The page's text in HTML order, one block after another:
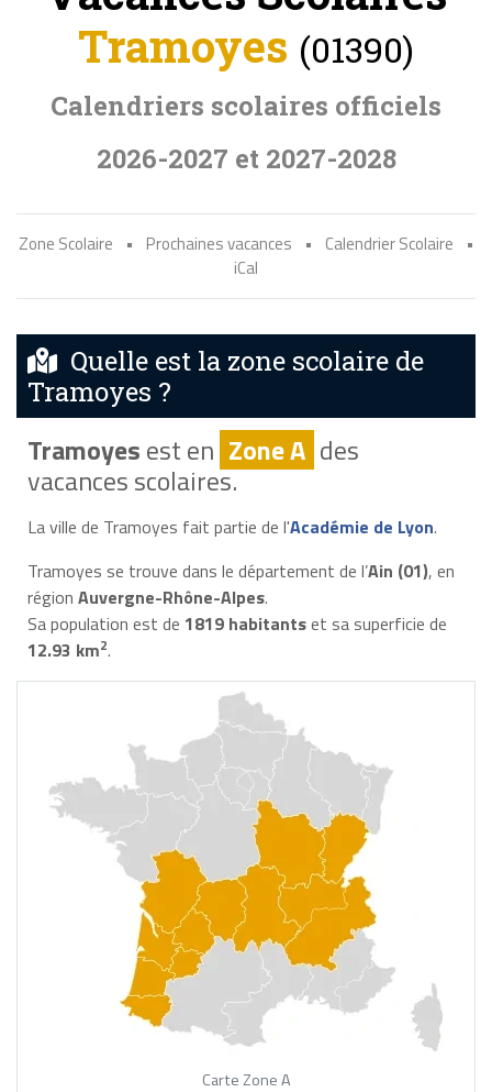
Tramoyes (01390)
Calendriers scolaires officiels
2026-2027 et 2027-2028
Zone Scolaire • Prochaines vacances • Calendrier Scolaire
•
iCal
Quelle est la zone scolaire de
Tramoyes ?
Tramoyesest en Zone A des
vacances scolaires.
La ville de Tramoyes fait partie de l'Académie de Lyon.
Tramoyes se trouve dans le département de l’Ain (01), en
région Auvergne-Rhône-Alpes.
Sa population est de 1819 habitantset sa superficie de
12.93 km2.
Carte Zone A